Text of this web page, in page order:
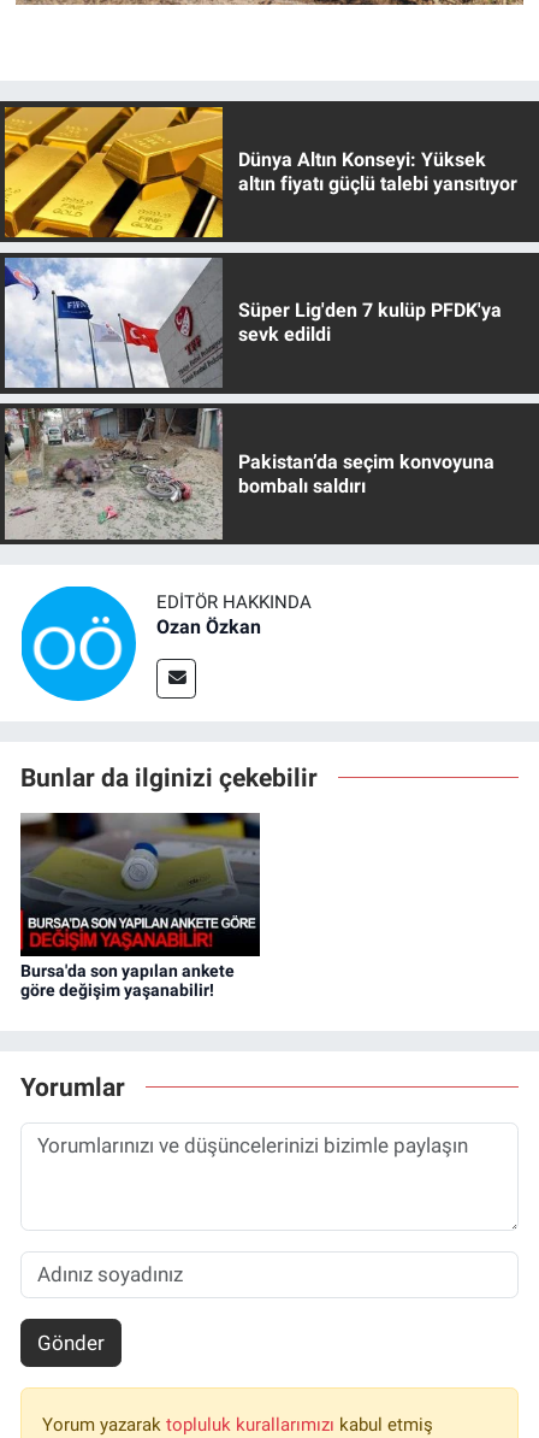
Dünya Altın Konseyi: Yüksek
altın fiyatı güçlü talebi yansıtıyor
Süper Lig'den 7 kulüp PFDK'ya
sevk edildi
Pakistan’da seçim konvoyuna
bombalı saldırı
EDITÖR HAKKINDA
Ozan Özkan
Bunlar da ilginizi çekebilir
Bursa'da son yapılan ankete
göre değişim yaşanabilir!
Yorumlar
Gönder
Yorum yazarak topluluk kurallarımızı kabul etmiş